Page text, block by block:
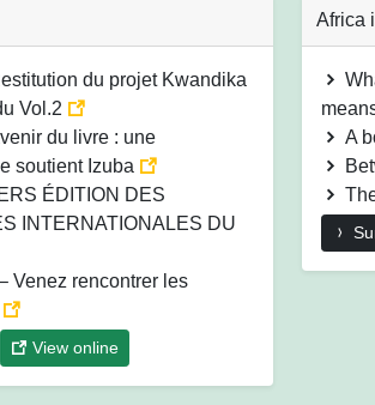
du projet Kwandika
Vol.2
du livre : une
soutient Izuba
ÉDITION DES
INTERNATIONALES DU
Venez rencontrer les
View online
Africa
A